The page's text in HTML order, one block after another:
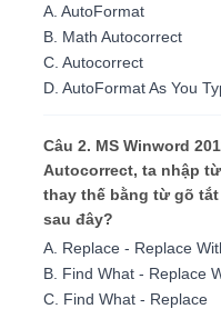
A. AutoFormat
B. Math Autocorrect
C. Autocorrect
D. AutoFormat As You
Câu 2. MS Winword
Autocorrect, ta nhập
thay thế bằng từ gõ
sau đây?
A. Replace - Replace
B. Find What - Replace
C. Find What - Replace